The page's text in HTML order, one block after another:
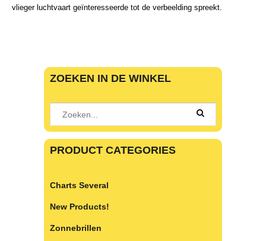
vlieger luchtvaart geïnteresseerde tot de verbeelding spreekt.
ZOEKEN IN DE WINKEL
PRODUCT CATEGORIES
Charts Several
New Products!
Zonnebrillen